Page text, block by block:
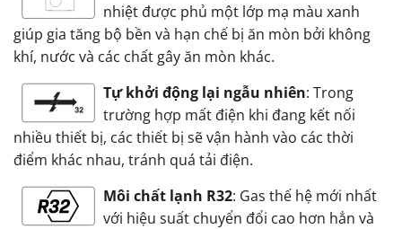
nhiệt được phủ một lớp mạ màu xanh
giúp gia tăng bộ bền và hạn chế bị ăn mòn bởi không
khí, nước và các chất gây ăn mòn khác.
Tự khởi động lại ngẫu nhiên: Trong
trường hợp mất điện khi đang kết nối
nhiều thiết bị, các thiết bị sẽ vận hành vào các thời
điểm khác nhau, tránh quá tải điện.
Môi chất lạnh R32: Gas thế hệ mới nhất
với hiệu suất chuyển đổi cao hơn hẳn và